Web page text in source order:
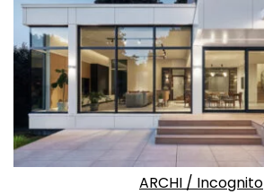
ARCHI / Incognito